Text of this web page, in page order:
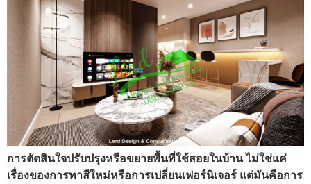
การตัดสินใจปรับปรุงหรือขยายพื้นที่ใช้สอยในบ้าน ไม่ใช่แค่
เรื่องของการทาสีใหม่หรือการเปลี่ยนเฟอร์นิเจอร์ แต่มันคือการ